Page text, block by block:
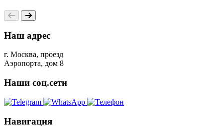
Наш адрес
г. Москва, проезд
Аэропорта, дом 8
Наши соц.сети
Навигация